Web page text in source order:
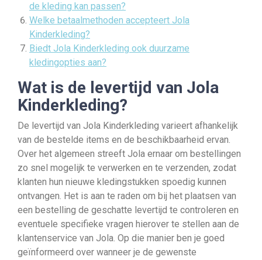
de kleding kan passen?
Welke betaalmethoden accepteert Jola
Kinderkleding?
Biedt Jola Kinderkleding ook duurzame
kledingopties aan?
Wat is de levertijd van Jola
Kinderkleding?
De levertijd van Jola Kinderkleding varieert afhankelijk
van de bestelde items en de beschikbaarheid ervan.
Over het algemeen streeft Jola ernaar om bestellingen
zo snel mogelijk te verwerken en te verzenden, zodat
klanten hun nieuwe kledingstukken spoedig kunnen
ontvangen. Het is aan te raden om bij het plaatsen van
een bestelling de geschatte levertijd te controleren en
eventuele specifieke vragen hierover te stellen aan de
klantenservice van Jola. Op die manier ben je goed
geïnformeerd over wanneer je de gewenste